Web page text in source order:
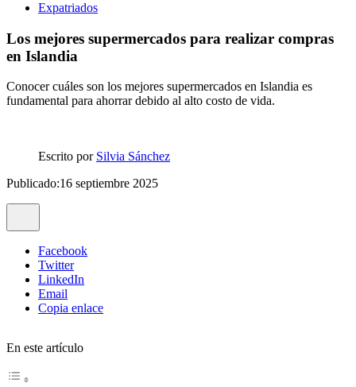
Expatriados
Los mejores supermercados para realizar compras
en Islandia
Conocer cuáles son los mejores supermercados en Islandia es
fundamental para ahorrar debido al alto costo de vida.
Escrito por Silvia Sánchez
Publicado:16 septiembre 2025
Facebook
Twitter
LinkedIn
Email
Copia enlace
En este artículo